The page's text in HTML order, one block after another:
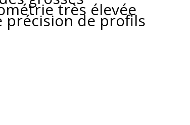
très élevée
précision de profils